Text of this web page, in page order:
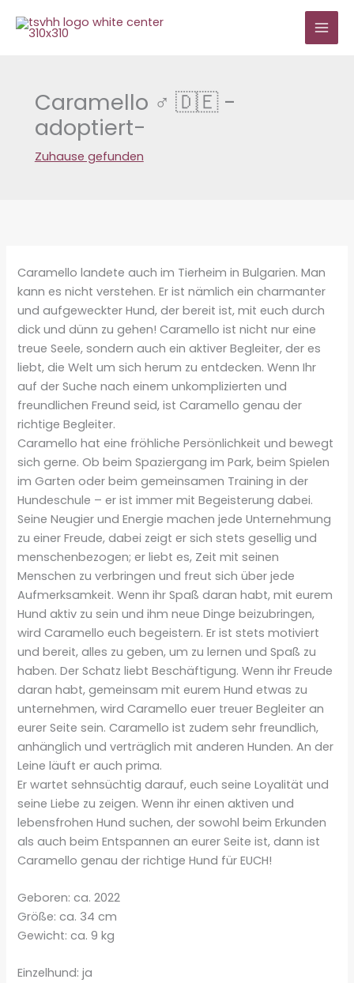
Inhalt
Caramello ♂ 🇩🇪 -
adoptiert-
Zuhause gefunden
Caramello landete auch im Tierheim in Bulgarien. Man
kann es nicht verstehen. Er ist nämlich ein charmanter
und aufgeweckter Hund, der bereit ist, mit euch durch
dick und dünn zu gehen! Caramello ist nicht nur eine
treue Seele, sondern auch ein aktiver Begleiter, der es
liebt, die Welt um sich herum zu entdecken. Wenn Ihr
auf der Suche nach einem unkomplizierten und
freundlichen Freund seid, ist Caramello genau der
richtige Begleiter.
Caramello hat eine fröhliche Persönlichkeit und bewegt
sich gerne. Ob beim Spaziergang im Park, beim Spielen
im Garten oder beim gemeinsamen Training in der
Hundeschule – er ist immer mit Begeisterung dabei.
Seine Neugier und Energie machen jede Unternehmung
zu einer Freude, dabei zeigt er sich stets gesellig und
menschenbezogen; er liebt es, Zeit mit seinen
Menschen zu verbringen und freut sich über jede
Aufmerksamkeit. Wenn ihr Spaß daran habt, mit eurem
Hund aktiv zu sein und ihm neue Dinge beizubringen,
wird Caramello euch begeistern. Er ist stets motiviert
und bereit, alles zu geben, um zu lernen und Spaß zu
haben. Der Schatz liebt Beschäftigung. Wenn ihr Freude
daran habt, gemeinsam mit eurem Hund etwas zu
unternehmen, wird Caramello euer treuer Begleiter an
eurer Seite sein. Caramello ist zudem sehr freundlich,
anhänglich und verträglich mit anderen Hunden. An der
Leine läuft er auch prima.
Er wartet sehnsüchtig darauf, euch seine Loyalität und
seine Liebe zu zeigen. Wenn ihr einen aktiven und
lebensfrohen Hund suchen, der sowohl beim Erkunden
als auch beim Entspannen an eurer Seite ist, dann ist
Caramello genau der richtige Hund für EUCH!
Geboren: ca. 2022
Größe: ca. 34 cm
Gewicht: ca. 9 kg
Einzelhund: ja